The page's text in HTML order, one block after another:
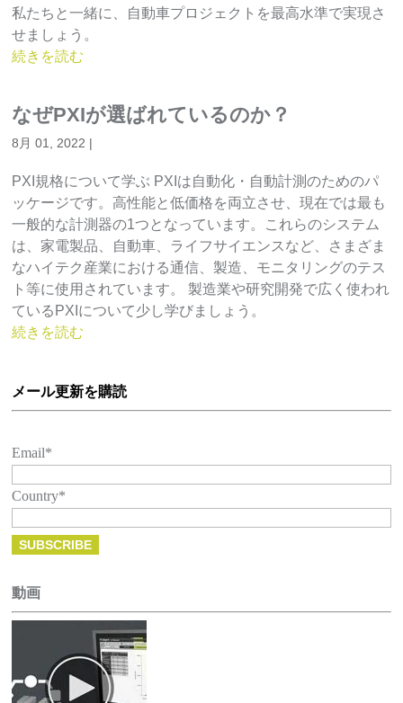
私たちと一緒に、自動車プロジェクトを最高水準で実現さ
せましょう。
続きを読む
なぜPXIが選ばれているのか？
8月 01, 2022 |
PXI規格について学ぶ PXIは自動化・自動計測のためのパ
ッケージです。高性能と低価格を両立させ、現在では最も
一般的な計測器の1つとなっています。これらのシステム
は、家電製品、自動車、ライフサイエンスなど、さまざま
なハイテク産業における通信、製造、モニタリングのテス
ト等に使用されています。 製造業や研究開発で広く使われ
ているPXIについて少し学びましょう。
続きを読む
メール更新を購読
Email*
Country*
動画